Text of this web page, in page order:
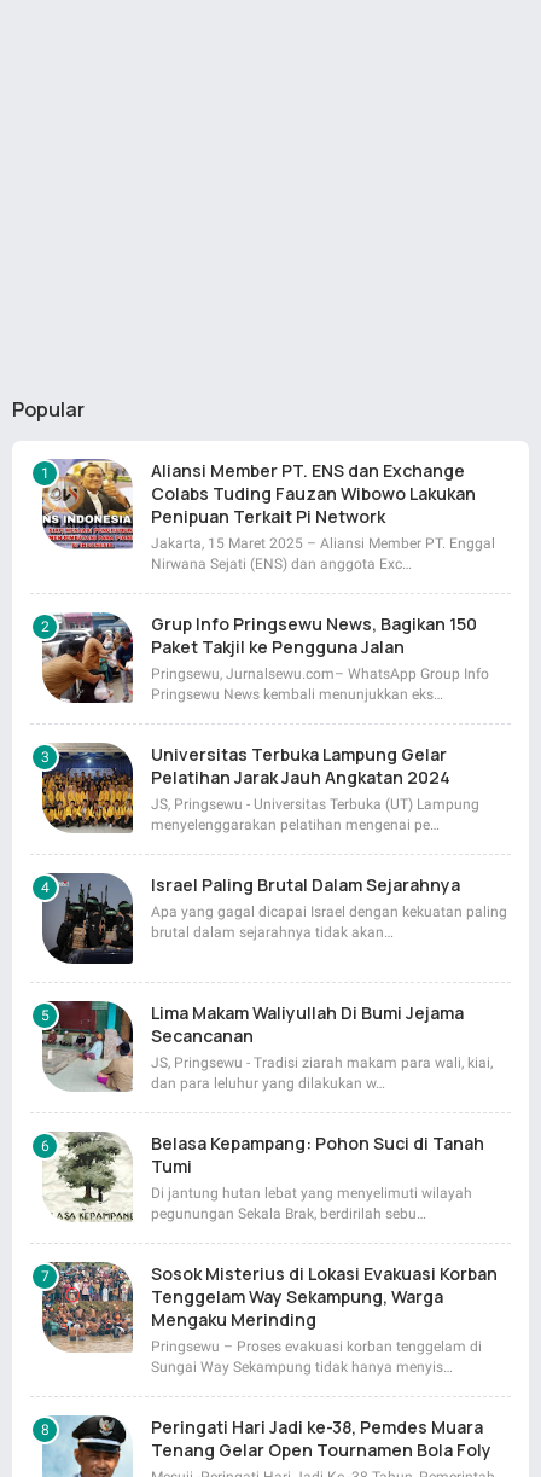
Popular
Aliansi Member PT. ENS dan Exchange
Colabs Tuding Fauzan Wibowo Lakukan
Penipuan Terkait Pi Network
Jakarta, 15 Maret 2025 – Aliansi Member PT. Enggal
Nirwana Sejati (ENS) dan anggota Exc…
Grup Info Pringsewu News, Bagikan 150
Paket Takjil ke Pengguna Jalan
Pringsewu, Jurnalsewu.com– WhatsApp Group Info
Pringsewu News kembali menunjukkan eks…
Universitas Terbuka Lampung Gelar
Pelatihan Jarak Jauh Angkatan 2024
JS, Pringsewu - Universitas Terbuka (UT) Lampung
menyelenggarakan pelatihan mengenai pe…
Israel Paling Brutal Dalam Sejarahnya
Apa yang gagal dicapai Israel dengan kekuatan paling
brutal dalam sejarahnya tidak akan…
Lima Makam Waliyullah Di Bumi Jejama
Secancanan
JS, Pringsewu - Tradisi ziarah makam para wali, kiai,
dan para leluhur yang dilakukan w…
Belasa Kepampang: Pohon Suci di Tanah
Tumi
Di jantung hutan lebat yang menyelimuti wilayah
pegunungan Sekala Brak, berdirilah sebu…
Sosok Misterius di Lokasi Evakuasi Korban
Tenggelam Way Sekampung, Warga
Mengaku Merinding
Pringsewu – Proses evakuasi korban tenggelam di
Sungai Way Sekampung tidak hanya menyis…
Peringati Hari Jadi ke-38, Pemdes Muara
Tenang Gelar Open Tournamen Bola Foly